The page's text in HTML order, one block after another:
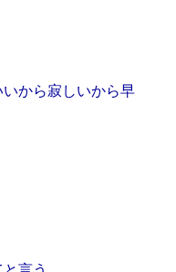
から寂しいから早